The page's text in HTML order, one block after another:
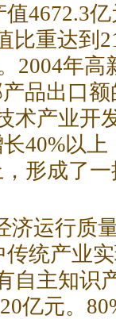
4672.3
比重达到
2004年高
品出口
术产业开
40%以
形成了
运行质量
统产业
自主知识
亿元。